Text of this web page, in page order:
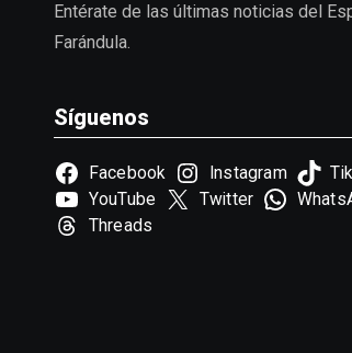
Entérate de las últimas noticias del
Farándula.
Síguenos
Facebook Instagram
YouTube
Twitter
Threads